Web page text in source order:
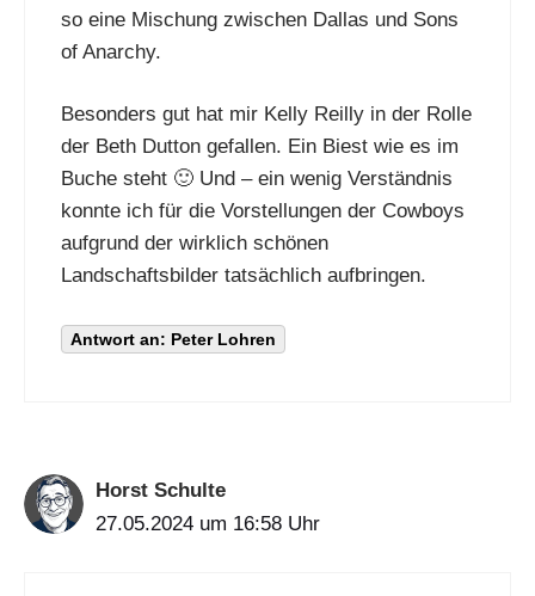
so eine Mischung zwischen Dallas und Sons
of Anarchy.
Besonders gut hat mir Kelly Reilly in der Rolle
der Beth Dutton gefallen. Ein Biest wie es im
Buche steht 🙂 Und – ein wenig Verständnis
konnte ich für die Vorstellungen der Cowboys
aufgrund der wirklich schönen
Landschaftsbilder tatsächlich aufbringen.
Antwort an: Peter Lohren
Horst Schulte
27.05.2024 um 16:58 Uhr